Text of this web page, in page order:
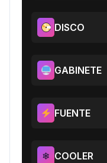
DISCO
GABINETE
FUENTE
❄ COOLER